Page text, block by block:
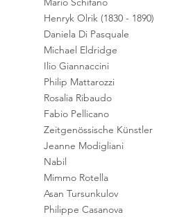
Henryk Olrik (1830 - 1890)
Daniela Di Pasquale
Michael Eldridge
Ilio Giannaccini
Philip Mattarozzi
Rosalia Ribaudo
Fabio Pellicano
Zeitgenössische Künstler
Jeanne Modigliani
Nabil
Mimmo Rotella
Asan Tursunkulov
Philippe Casanova